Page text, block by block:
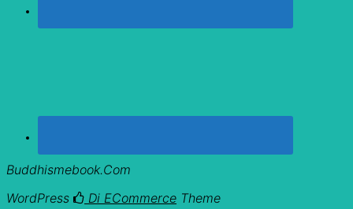
Buddhismebook.com
WordPress
Di ECommerce Theme